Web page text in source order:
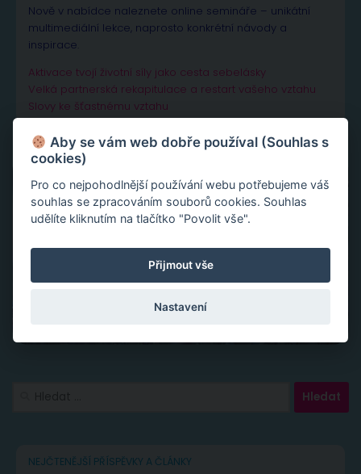
Nově v nabídce naleznete online semináře – unikátní
multimediální lekce, naprosto konkrétní návody a
inspirace.
Aktivace tvojí životní síly jako cesta sebelásky
Velká partnerská rekapitulace a restart vašeho vztahu
Slovy ke šťastnému vztahu
NEJČTENĚJŠÍ PŘÍSPĚVKY A ČLÁNKY
Aby se vám web dobře používal (Souhlas s
cookies)
Pro co nejpohodlnější používání webu potřebujeme váš
souhlas se zpracováním souborů cookies. Souhlas
udělíte kliknutím na tlačítko "Povolit vše".
Přijmout vše
Nastavení